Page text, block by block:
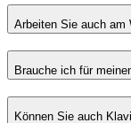
Arbeiten Sie auch am
Brauche ich für
Können Sie auch